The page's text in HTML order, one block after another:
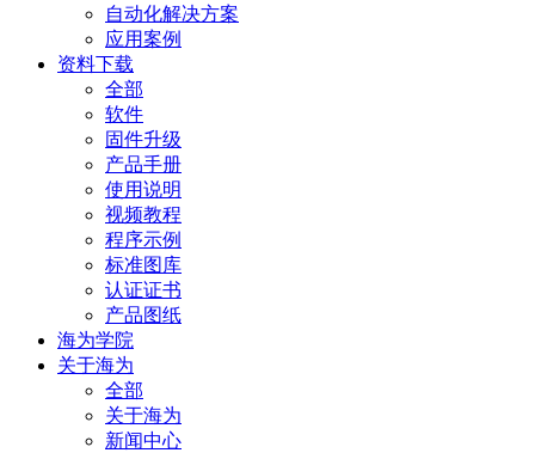
自动化解决方案
应用案例
资料下载
全部
软件
固件升级
产品手册
使用说明
视频教程
程序示例
标准图库
认证证书
产品图纸
海为学院
关于海为
全部
关于海为
新闻中心